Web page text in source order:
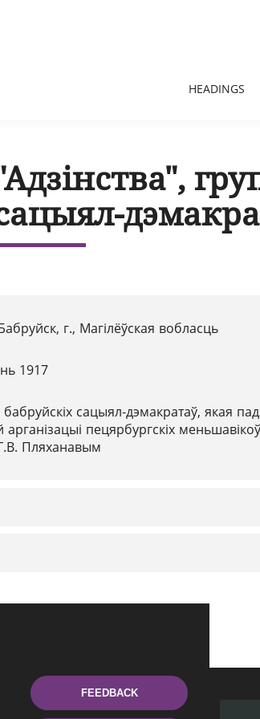
HEADINGS
г., Магілёўская вобласць
1917
бабруйскіх сацыял-дэмакратаў, якая
пецярбургскіх
Пляханавым
FEEDBACK